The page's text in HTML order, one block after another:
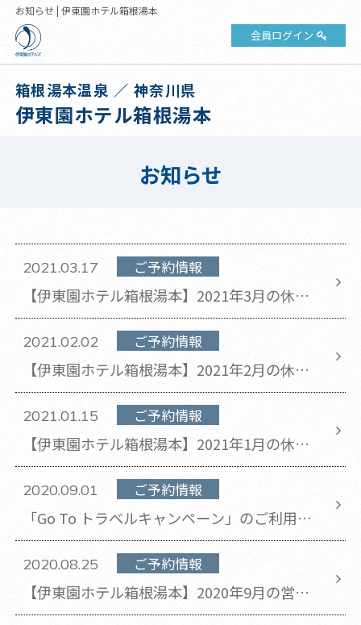
お知らせ | 伊東園ホテル箱根湯本
会員ログイン
箱根湯本温泉 ／ 神奈川県
伊東園ホテル箱根湯本
お知らせ
2021.03.17 ご予約情報
【伊東園ホテル箱根湯本】2021年3月の休館
日のお知らせ(2021年3月17日 更新)
2021.02.02 ご予約情報
【伊東園ホテル箱根湯本】2021年2月の休館
日のお知らせ(2021年2月2日 更新)
2021.01.15 ご予約情報
【伊東園ホテル箱根湯本】2021年1月の休館
日のお知らせ
2020.09.01 ご予約情報
「Go To トラベルキャンペーン」のご利用方
法
2020.08.25 ご予約情報
【伊東園ホテル箱根湯本】2020年9月の営業
日程のお知らせ